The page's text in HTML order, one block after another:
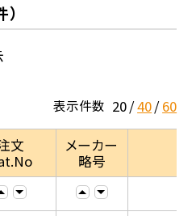
表示件数 20 40 60
文
メーカー
略号